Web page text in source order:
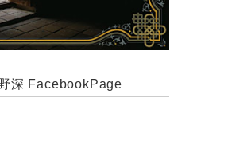
深 FacebookPage